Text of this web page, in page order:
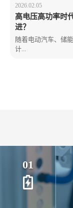
2026.02.05
高电压高功率时
进？
随着电动汽车、储
计...
01